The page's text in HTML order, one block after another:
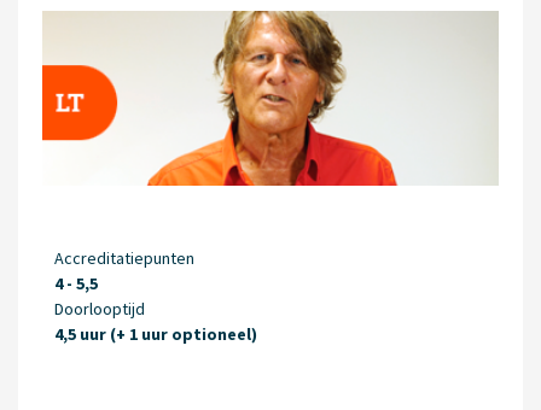
Accreditatiepunten
4 - 5,5
Doorlooptijd
4,5 uur (+ 1 uur optioneel)